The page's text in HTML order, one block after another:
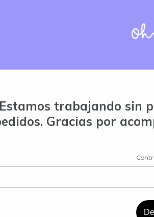
Estamos trabajando sin
Gracias por